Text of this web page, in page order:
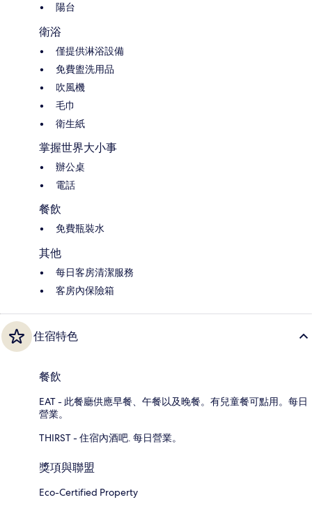
陽台
衛浴
僅提供淋浴設備
免費盥洗用品
吹風機
毛巾
衛生紙
掌握世界大小事
辦公桌
電話
餐飲
免費瓶裝水
其他
每日客房清潔服務
客房內保險箱
住宿特色
餐飲
EAT - 此餐廳供應早餐、午餐以及晚餐。有兒童餐可點用。每日
營業。
THIRST - 住宿內酒吧. 每日營業。
獎項與聯盟
Eco-Certified Property